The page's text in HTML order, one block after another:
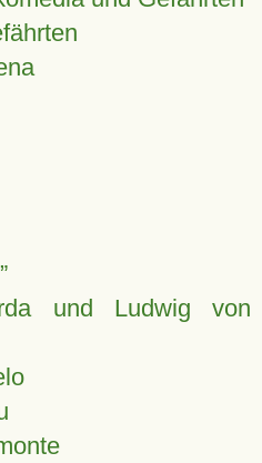
und Ludwig von